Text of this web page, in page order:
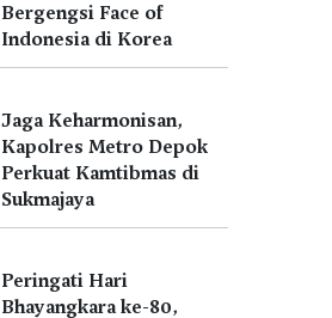
Bergengsi Face of
Indonesia di Korea
Jaga Keharmonisan,
Kapolres Metro Depok
Perkuat Kamtibmas di
Sukmajaya
Peringati Hari
Bhayangkara ke-80,